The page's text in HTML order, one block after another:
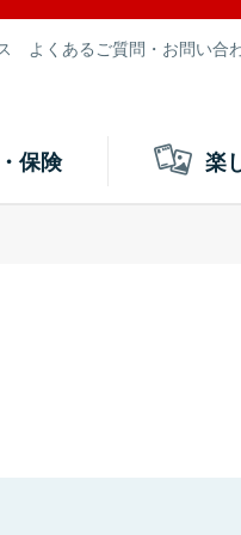
よくあるご質問・お問い合
保険 楽